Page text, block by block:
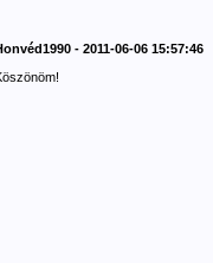
- 2011-06-06 15:57:46